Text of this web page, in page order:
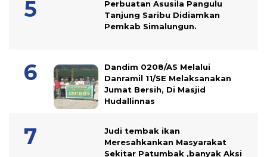
Perbuatan Asusila Pangulu
Tanjung Saribu Didiamkan
Pemkab Simalungun.
Dandim 0208/AS Melalui
Danramil 11/SE Melaksanakan
Jumat Bersih, Di Masjid
Hudallinnas
Judi tembak ikan
Meresahkankan Masyarakat
Sekitar Patumbak ,banyak Aksi